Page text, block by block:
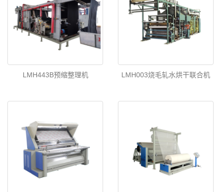
LMH443B预缩整理机 LMH003烧毛轧水烘干联合机